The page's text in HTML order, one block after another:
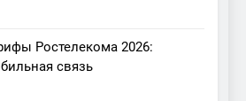
Ростелекома 2026:
связь